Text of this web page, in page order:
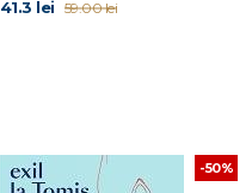
41.3 lei 59.00 lei
-50%